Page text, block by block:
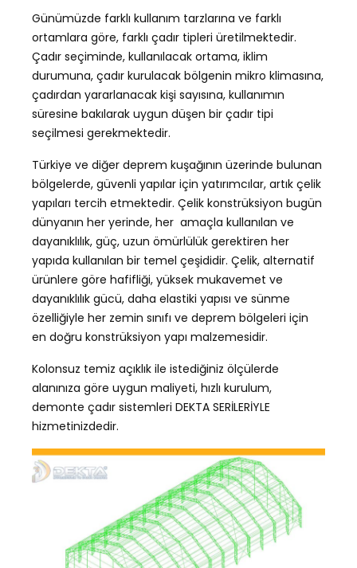
Günümüzde farklı kullanım tarzlarına ve farklı
ortamlara göre, farklı çadır tipleri üretilmektedir.
Çadır seçiminde, kullanılacak ortama, iklim
durumuna, çadır kurulacak bölgenin mikro klimasına,
çadırdan yararlanacak kişi sayısına, kullanımın
süresine bakılarak uygun düşen bir çadır tipi
seçilmesi gerekmektedir.
Türkiye ve diğer deprem kuşağının üzerinde bulunan
bölgelerde, güvenli yapılar için yatırımcılar, artık çelik
yapıları tercih etmektedir. Çelik konstrüksiyon bugün
dünyanın her yerinde, her amaçla kullanılan ve
dayanıklılık, güç, uzun ömürlülük gerektiren her
yapıda kullanılan bir temel çeşididir. Çelik, alternatif
ürünlere göre hafifliği, yüksek mukavemet ve
dayanıklılık gücü, daha elastiki yapısı ve sünme
özelliğiyle her zemin sınıfı ve deprem bölgeleri için
en doğru konstrüksiyon yapı malzemesidir.
Kolonsuz temiz açıklık ile istediğiniz ölçülerde
alanınıza göre uygun maliyeti, hızlı kurulum,
demonte çadır sistemleri DEKTA SERİLERİYLE
hizmetinizdedir.